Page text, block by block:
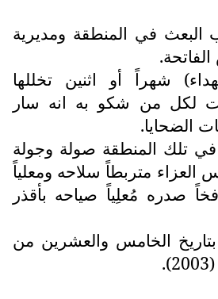
في المنطقة ومديرية
شهراً أو اثنين تخللها
لكل من شكو به انه سار
الضحايا.
في تلك المنطقة صولة وجولة
متربطاً سلاحه ومعلياً
صدره مُعلِياً صياحه بأقذر
الخامس والعشرين من